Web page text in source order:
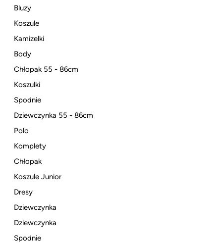
Bluzy
Koszule
Kamizelki
Body
Chłopak 55 - 86cm
Koszulki
Spodnie
Dziewczynka 55 - 86cm
Polo
Komplety
Chłopak
Koszule Junior
Dresy
Dziewczynka
Dziewczynka
Spodnie